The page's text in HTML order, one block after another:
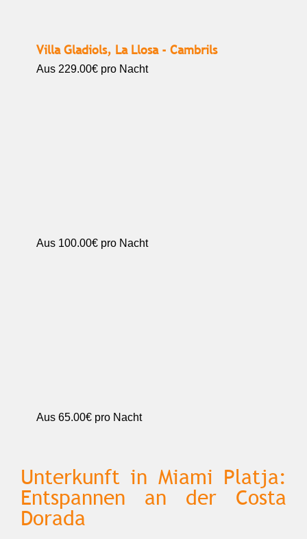
Villa Gladiols, La Llosa - Cambrils
Aus 229.00€pro Nacht
Aus 100.00€pro Nacht
Aus 65.00€pro Nacht
Unterkunft in Miami Platja:
Entspannen an der Costa
Dorada